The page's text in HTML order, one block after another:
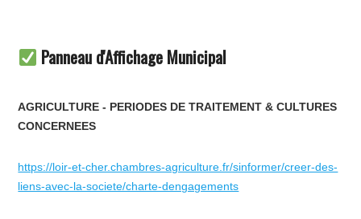
Panneau d'Affichage Municipal
AGRICULTURE - PERIODES DE TRAITEMENT & CULTURES
CONCERNEES
https://loir-et-cher.chambres-agriculture.fr/sinformer/creer-des-
liens-avec-la-societe/charte-dengagements